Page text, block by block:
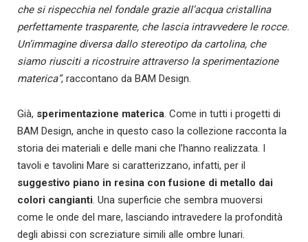
che si rispecchia nel fondale grazie all’acqua cristallina
perfettamente trasparente, che lascia intravvedere le rocce.
Un’immagine diversa dallo stereotipo da cartolina, che
siamo riusciti a ricostruire attraverso la sperimentazione
materica”, raccontano da BAM Design.
Già, sperimentazione materica. Come in tutti i progetti di
BAM Design, anche in questo caso la collezione racconta la
storia dei materiali e delle mani che l’hanno realizzata. I
tavoli e tavolini Mare si caratterizzano, infatti, per il
suggestivo piano in resina con fusione di metallo dai
colori cangianti. Una superficie che sembra muoversi
come le onde del mare, lasciando intravedere la profondità
degli abissi con screziature simili alle ombre lunari.